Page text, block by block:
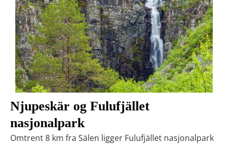
Njupeskär og Fulufjället
nasjonalpark
Omtrent 8 km fra Sälen ligger Fulufjället nasjonalpark